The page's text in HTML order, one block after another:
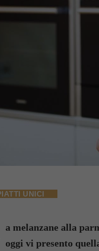
UNICI
a melanzane alla
oggi vi presento